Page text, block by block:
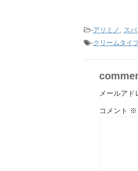
-アリミノ ス
-クリームタイ
メールアド
コメント ※